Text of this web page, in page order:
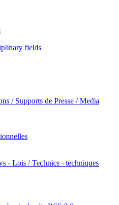
fields
/ Supports de Presse / Media
- Lois / Technics - techniques